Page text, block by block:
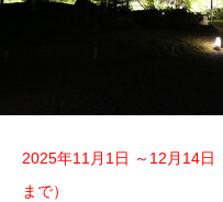
2025年11月1日 ～12月14日
まで）